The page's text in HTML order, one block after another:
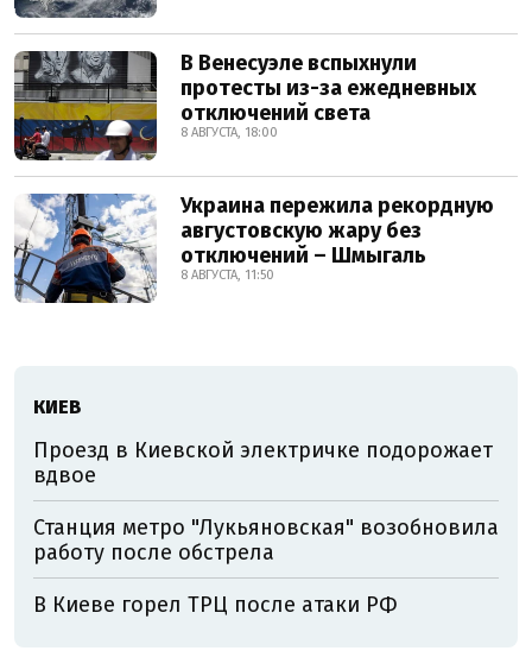
В Венесуэле вспыхнули
протесты из-за ежедневных
отключений света
8 АВГУСТА, 18:00
Украина пережила рекордную
августовскую жару без
отключений – Шмыгаль
8 АВГУСТА, 11:50
КИЕВ
Проезд в Киевской электричке подорожает
вдвое
Станция метро "Лукьяновская" возобновила
работу после обстрела
В Киеве горел ТРЦ после атаки РФ